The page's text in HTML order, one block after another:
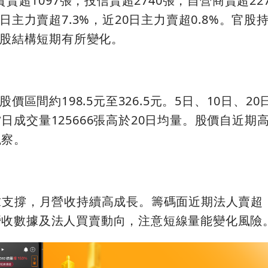
主力賣超7.3%，近20日主力賣超0.8%。官股
結構短期有所變化。
價區間約198.5元至326.5元。5日、10日、20
成交量125666張高於20日均量。股價自近期
。
撐，月營收持續高成長。籌碼面近期法人賣超
數據及法人買賣動向，注意短線量能變化風險